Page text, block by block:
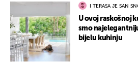
I TERASA JE SAN
U ovoj raskošnoj
smo
bijelu kuhinju